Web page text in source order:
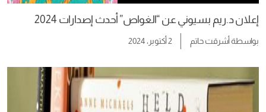
إعلان د.ريم بسيوني عن “الغواص” أحدث إصدارات 2024
بواسطةأشرقت حاتم 2 أكتوبر، 2024